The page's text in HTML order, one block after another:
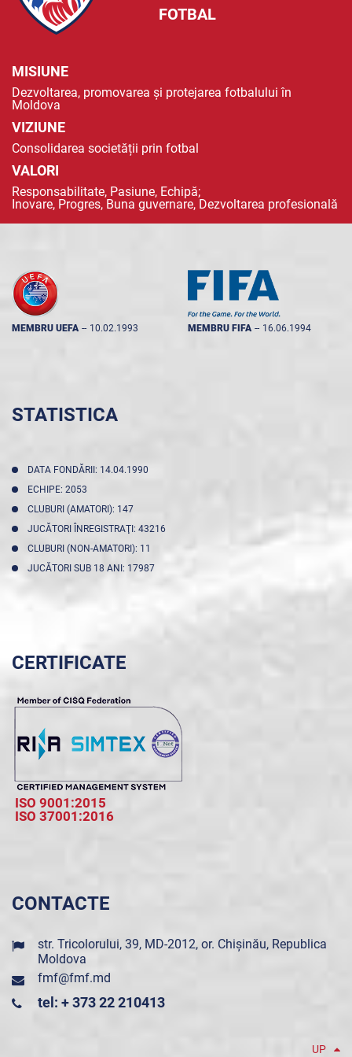
FOTBAL
MISIUNE
Dezvoltarea, promovarea și protejarea fotbalului în
Moldova
VIZIUNE
Consolidarea societății prin fotbal
VALORI
Responsabilitate, Pasiune, Echipă;
Inovare, Progres, Buna guvernare, Dezvoltarea profesională
MEMBRU UEFA -- 10.02.1993 MEMBRU FIFA -- 16.06.1994
STATISTICA
DATA FONDĂRII: 14.04.1990
ECHIPE: 2053
CLUBURI (AMATORI): 147
JUCĂTORI ÎNREGISTRAŢI: 43216
CLUBURI (NON-AMATORI): 11
JUCĂTORI SUB 18 ANI: 17987
CERTIFICATE
ISO 9001:2015
ISO 37001:2016
CONTACTE
str. Tricolorului, 39, MD-2012, or. Chișinău, Republica
Moldova
fmf@fmf.md
tel: + 373 22 210413
UP